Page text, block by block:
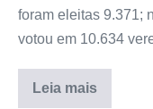
foram eleitas 9.371;
votou em 10.634
Leia mais